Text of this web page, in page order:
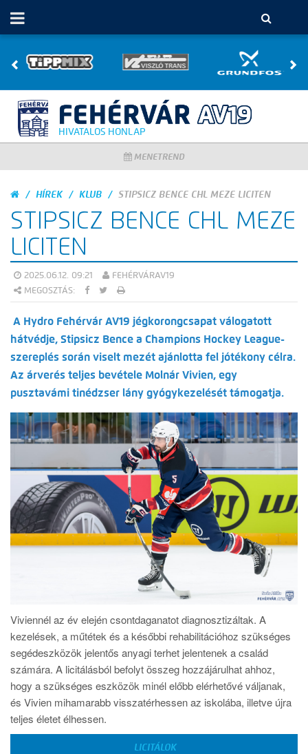
HIVATALOS HONLAP
MENETREND
HÍREK KLUB STIPSICZ BENCE CHL MEZE LICITEN
STIPSICZ BENCE CHL MEZE
LICITEN
2025.06.12. 09:21
FEHÉRVÁRAV19
MEGOSZTÁS:
A Hydro Fehérvár AV19 jégkorongcsapat válogatott
hátvédje, Stipsicz Bence a Champions Hockey League-
szereplés során viselt mezét ajánlotta fel jótékony célra.
Az árverés teljes bevétele Molnár Vivien, egy
pusztavámi tinédzser lány gyógykezelését támogatja.
Viviennél az év elején csontdaganatot diagnosztizáltak. A
kezelések, a műtétek és a későbbi rehabilitációhoz szükséges
segédeszközök jelentős anyagi terhet jelentenek a család
számára. A licitálásból befolyt összeg hozzájárulhat ahhoz,
hogy a szükséges eszközök minél előbb elérhetővé váljanak,
és Vivien mihamarabb visszatérhessen az iskolába, illetve újra
teljes életet élhessen.
LICITÁLOK